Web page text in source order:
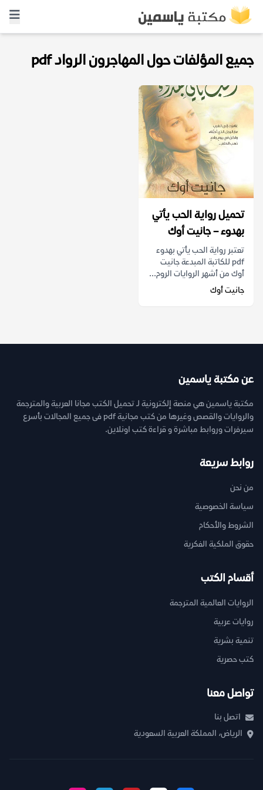
جميع المؤلفات حول المهاجرون الرواد pdf
تحميل رواية الحب يأتي
بهدوء – جانيت أوك
تعتبر رواية الحب يأتي بهدوء
pdf للكاتبة المبدعة جانيت
أوك من أشهر الروايات الروم...
جانيت أوك
عن مكتبة ياسمين
مكتبة ياسمين هي منصة إلكترونية لـ تحميل الكتب مجانا العربية والمترجمة
والروايات والقصص وغيرها من كتب مجانية pdf فى جميع المجالات بأسرع
سيرفرات وروابط مباشرة و قراءة كتب اونلاين.
روابط سريعة
من نحن
سياسة الخصوصية
الشروط والأحكام
حقوق الملكية الفكرية
أقسام الكتب
الروايات العالمية المترجمة
روايات عربية
تنمية بشرية
كتب حصرية
تواصل معنا
اتصل بنا
الرياض، المملكة العربية السعودية